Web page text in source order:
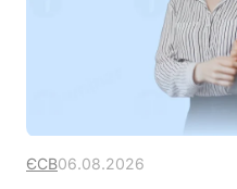
ЄСВ06.08.2026